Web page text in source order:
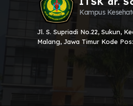
Kampus
Jl. S. Supriadi No.22, Sukun,
Malang, Jawa Timur Kode